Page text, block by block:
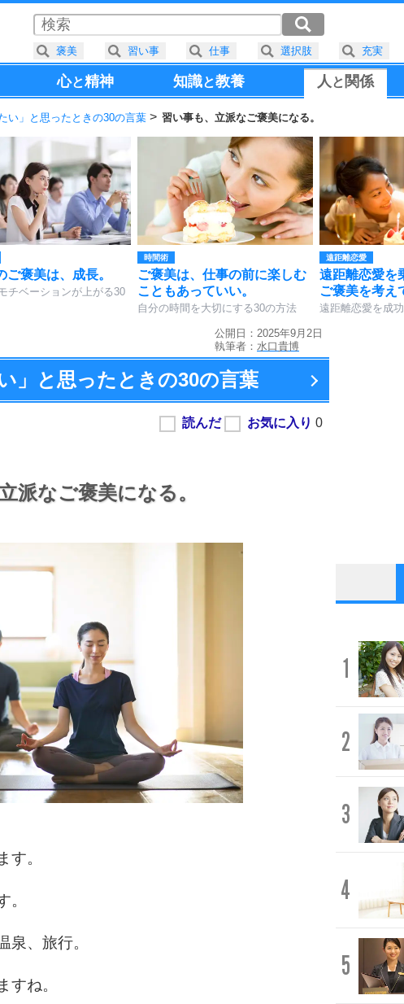
心と精神 知識と教養 人と 関係
い」と思ったときの30の言葉 習い事も、立派なご褒美になる。
ご褒美は、成長。
チベーションが上がる30
時間術
ご褒美は、仕事の前に楽しむ
こともあっていい。
自分の時間を大切にする30の方法
遠距離恋愛
遠距離恋愛を
ご褒美を考え
遠距離恋愛を成
公開日：2025年9月2日
執筆者： 水口貴博
」と思ったときの30の言葉
立派なご褒美になる。
す。
。
泉、旅行。
すね。
1
2
3
4
5
褒美 習い事 仕事 選択肢 充実